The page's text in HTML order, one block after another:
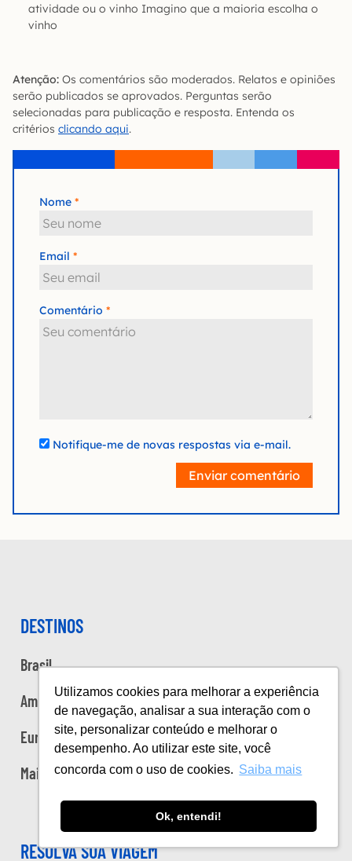
Utilizamos cookies para melhorar a experiência
de navegação, analisar a sua interação com o
site, personalizar conteúdo e melhorar o
desempenho. Ao utilizar este site, você
concorda com o uso de cookies. Saiba mais
Ok, entendi!
atividade ou o vinho Imagino que a maioria escolha o
vinho
Atenção: Os comentários são moderados. Relatos e opiniões
serão publicados se aprovados. Perguntas serão
selecionadas para publicação e resposta. Entenda os
critérios clicando aqui.
Nome
Email
Comentário
Notifique-me de novas respostas via e-mail.
Enviar comentário
DESTINOS
Brasil
Américas
Europa
Mais
RESOLVA SUA VIAGEM